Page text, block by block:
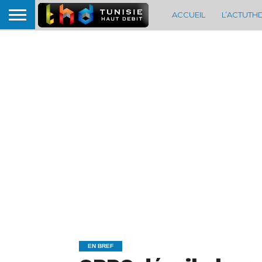
ACCUEIL
EN BREF